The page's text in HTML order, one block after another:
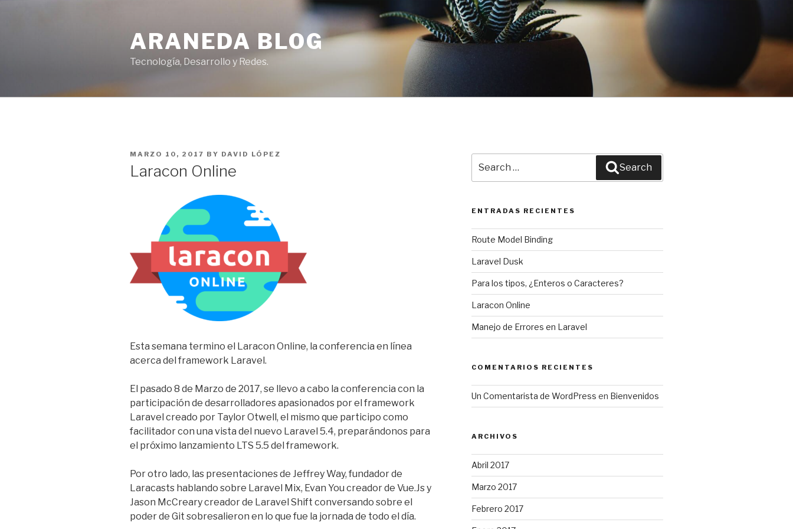
ARANEDA BLOG
Tecnología, Desarrollo y Redes.
POSTED
ON
MARZO 10, 2017 BY DAVID LÓPEZ
Laracon Online
Esta semana termino el Laracon Online, la conferencia en línea
acerca del framework Laravel.
El pasado 8 de Marzo de 2017, se llevo a cabo la conferencia con la
participación de desarrolladores apasionados por el framework
Laravel creado por Taylor Otwell, el mismo que participo como
facilitador con una vista del nuevo Laravel 5.4, preparándonos para
el próximo lanzamiento LTS 5.5 del framework.
Por otro lado, las presentaciones de Jeffrey Way, fundador de
Laracasts hablando sobre Laravel Mix, Evan You creador de Vue.Js y
Jason McCreary creador de Laravel Shift conversando sobre el
poder de Git sobresalieron en lo que fue la jornada de todo el día.
for:
Search
ENTRADAS RECIENTES
Route Model Binding
Laravel Dusk
Para los tipos, ¿Enteros o Caracteres?
Laracon Online
Manejo de Errores en Laravel
COMENTARIOS RECIENTES
Un Comentarista de WordPress en Bienvenidos
ARCHIVOS
Abril 2017
Marzo 2017
Febrero 2017